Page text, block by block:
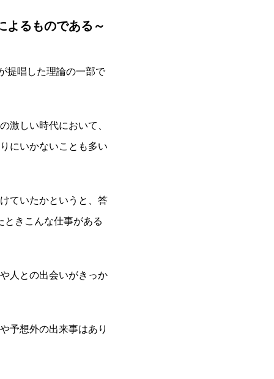
よるものである～
提唱した理論の一部で
激しい時代において、
にいかないことも多い
ていたかというと、答
ときこんな仕事がある
人との出会いがきっか
予想外の出来事はあり